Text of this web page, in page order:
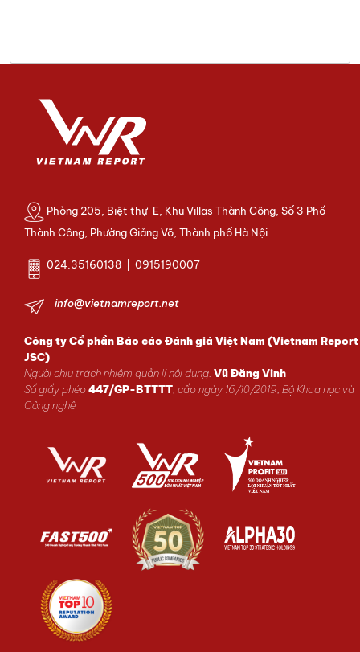
Phòng 205, Biệt thự E, Khu Villas Thành Công, Số 3 Phố
Thành Công, Phường Giảng Võ, Thành phố Hà Nội
024.35160138 | 0915190007
info@vietnamreport.net
Công ty Cổ phần Báo cáo Đánh giá Việt Nam (Vietnam Report
JSC)
Người chịu trách nhiệm quản lí nội dung:Vũ Đăng Vinh
Số giấy phép447/GP-BTTTT, cấp ngày 16/10/2019; Bộ Khoa học và
Công nghệ